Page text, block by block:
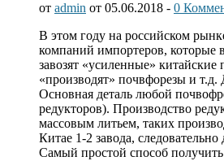
от admin от 05.06.2018 - 0
В этом году на российском
компаний импортеров, которые
завозят «усиленные» китайские
«производят» почвфорезы и т.д.
Основная деталь любой
редукторов). Производство
массовым литьем, таких
Китае 1-2 завода, следовательно
Самый простой способ